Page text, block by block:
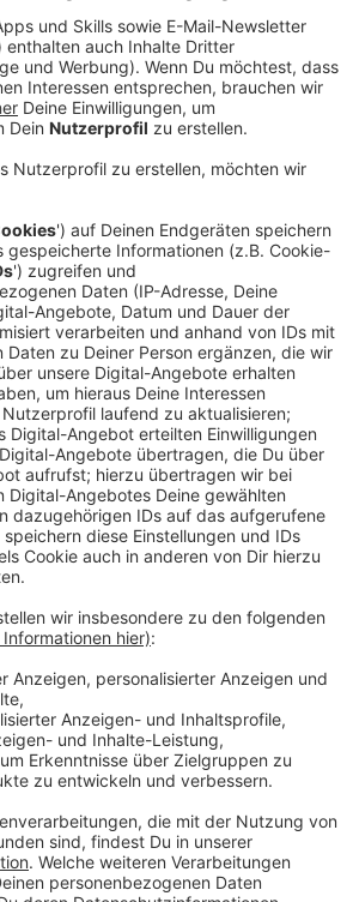
nach vorheriger
Vereinbarung
Klapheckstr. 31
am Dienstag,
18 bis 19 Uhr
Florastr. 69 (Unterbilk):
für Eltern am Dienstag,
Uh
Bastionstr. 24 (Stadtmitte):
am Dienstag,
Uhr, Bastionstr.
Realschule, Schlüterstr. 18-20
durch den Schulbau am
Uhr
Gesamtschule, Lindenstr. 140
am Mittwoch, 14.01.2026, 19
Gymnasium, Theodorstr. 297
für Eltern "AEG Check"
14.01.2026, 19 bis 20 Uhr
Gymnasium, Koetschaustr. 36
am Donnerstag, 15.01.
Benrath, Benrodestr. 132
Klasse 5 am
19 Uhr, in der Aula
Schlüterstr.
19 Uhr, nur nach
mit Angabe der
per Mail an: